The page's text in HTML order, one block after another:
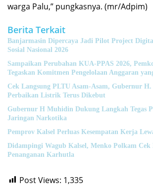
warga Palu,” pungkasnya. (mr/Adpim)
Berita Terkait
Banjarmasin Dipercaya Jadi Pilot Project
Sosial Nasional 2026
Sampaikan Perubahan KUA-PPAS 2026,
Tegaskan Komitmen Pengelolaan Anggaran
Cek Langsung PLTU Asam-Asam, Gubernur
Perbaikan Listrik Terus Dikebut
Gubernur H Muhidin Dukung Langkah Tegas
Jaringan Narkotika
Pemprov Kalsel Perluas Kesempatan Kerja
Didampingi Wagub Kalsel, Menko Polkam Cek
Penanganan Karhutla
Post Views: 1,335